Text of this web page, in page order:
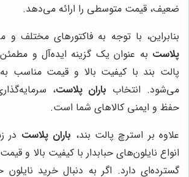
ضعیف، قیمت متوسطی را ارائه می‌دهد.
بنابراین، با توجه به فاکتورهای مختلف و
پلاست به عنوان یک گزینه ایده‌آل و
پالت بند با کیفیت بالا و قیمت مناسب
می‌شود. انتخاب باران پلاست،
حفظ و ایمنی کالاهای شما است.
علاوه بر استرچ پالت بند، باران پلاست در
انواع نایلون‌های حبابدار با کیفیت بالا و
گسترده‌ای دارد. اگر به دنبال خرید نایلون